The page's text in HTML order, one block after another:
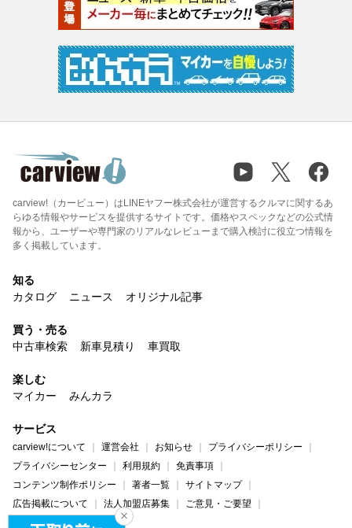
carview!（カービュー）はLINEヤフー株式会社が運営するクルマに関するあ
らゆる情報やサービスを提供するサイトです。価格やスペックなどの公式情
報から、ユーザーや専門家のリアルなレビューまで購入検討に役立つ情報を
多く掲載しています。
知る
カタログ
ニュース オリジナル記事
買う・売る
中古車検索
新車見積り 車買取
楽しむ
マイカー
みんカラ
サービス
carview!について 運営会社 お知らせ
プライバシーポリシー
プライバシーセンター
利用規約
免責事項
コンテンツ制作ポリシー
著者一覧
サイトマップ
広告掲載について
法人加盟店募集
ご意見・ご要望
ヘルプ・お問い合わせ